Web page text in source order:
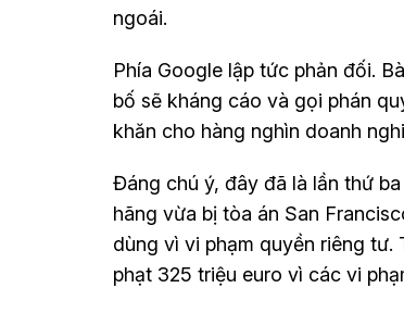
ngoái.
Phía Google lập tức phản đối.
bố sẽ kháng cáo và gọi phán
khăn cho hàng nghìn doanh
Đáng chú ý, đây đã là lần thứ
hãng vừa bị tòa án San
dùng vì vi phạm quyền riêng
phạt 325 triệu euro vì các vi